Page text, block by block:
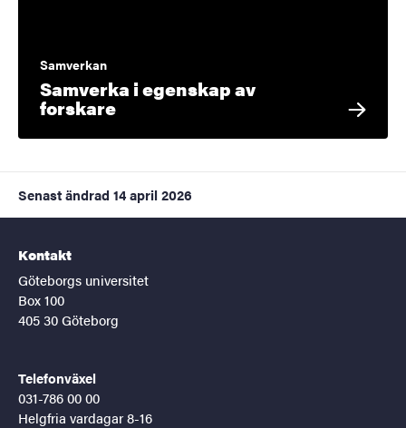
Samverkan
Samverka i egenskap av
forskare
Senast ändrad 14 april 2026
Kontakt
Göteborgs universitet
Box 100
405 30 Göteborg
Telefonväxel
031-786 00 00
Helgfria vardagar 8-16